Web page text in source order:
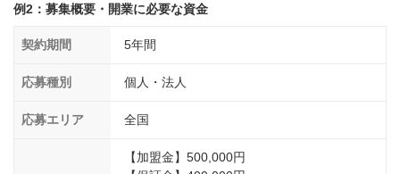
例2：募集概要・開業に必要な資金
契約期間 5年間
応募種別 個人・法人
応募エリア 全国
【加盟金】500,000円